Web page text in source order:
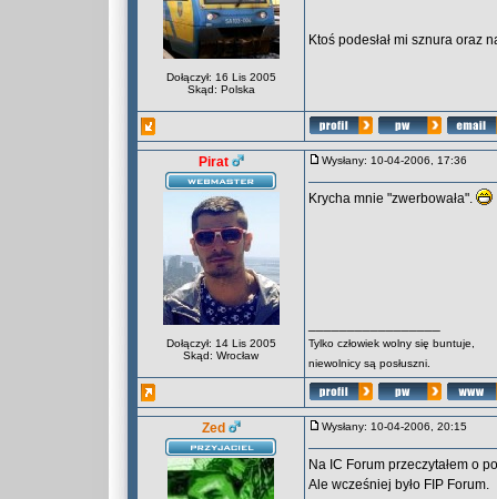
Dołączył: 16 Lis 2005
Skąd: Polska
Ktoś podesłał mi sznura oraz
Pirat
Dołączył: 14 Lis 2005
Skąd: Wrocław
Wysłany: 10-04-2006, 17:36
Krycha mnie "zwerbowała".
Tylko człowiek wolny się buntuje,
niewolnicy są posłuszni.
Zed Wysłany: 10-04-2006, 20:15
Na IC Forum przeczytałem o
Ale wcześniej było FIP Forum.